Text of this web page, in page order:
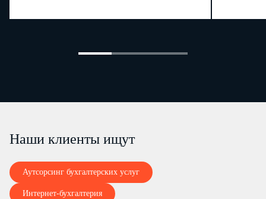
Наши клиенты ищут
Аутсорсинг бухгалтерских услуг
Интернет-бухгалтерия